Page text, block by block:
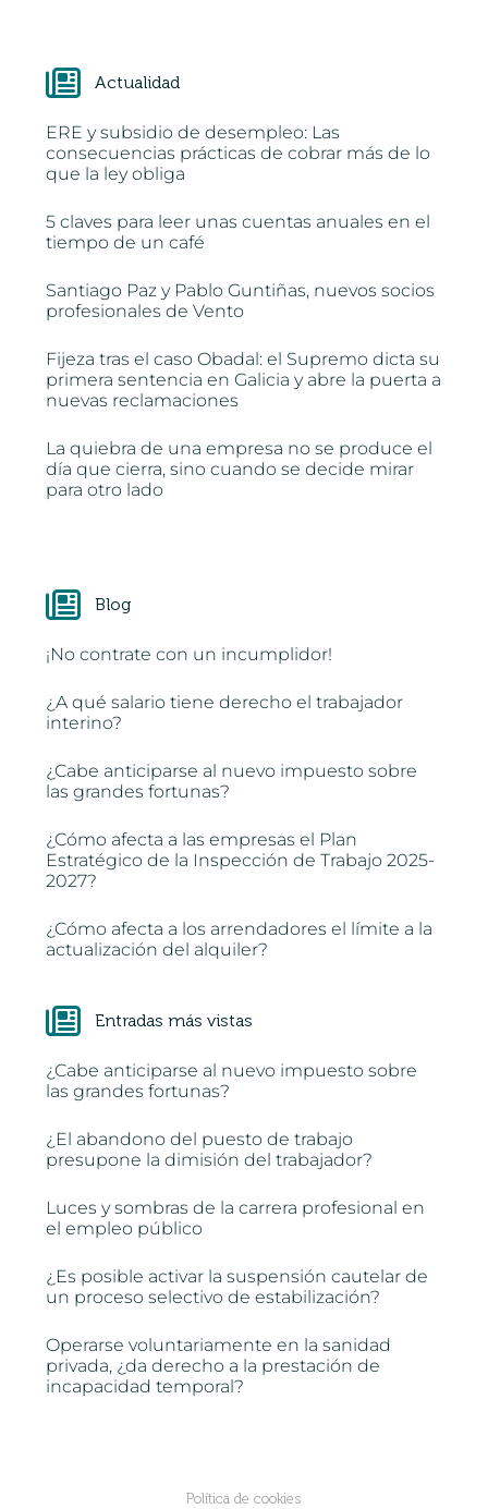
Actualidad
ERE y subsidio de desempleo: Las
consecuencias prácticas de cobrar más de lo
que la ley obliga
5 claves para leer unas cuentas anuales en el
tiempo de un café
Santiago Paz y Pablo Guntiñas, nuevos socios
profesionales de Vento
Fijeza tras el caso Obadal: el Supremo dicta su
primera sentencia en Galicia y abre la puerta a
nuevas reclamaciones
La quiebra de una empresa no se produce el
día que cierra, sino cuando se decide mirar
para otro lado
Blog
¡No contrate con un incumplidor!
¿A qué salario tiene derecho el trabajador
interino?
¿Cabe anticiparse al nuevo impuesto sobre
las grandes fortunas?
¿Cómo afecta a las empresas el Plan
Estratégico de la Inspección de Trabajo 2025-
2027?
¿Cómo afecta a los arrendadores el límite a la
actualización del alquiler?
Entradas más vistas
¿Cabe anticiparse al nuevo impuesto sobre
las grandes fortunas?
¿El abandono del puesto de trabajo
presupone la dimisión del trabajador?
Luces y sombras de la carrera profesional en
el empleo público
¿Es posible activar la suspensión cautelar de
un proceso selectivo de estabilización?
Operarse voluntariamente en la sanidad
privada, ¿da derecho a la prestación de
incapacidad temporal?
Política de cookies